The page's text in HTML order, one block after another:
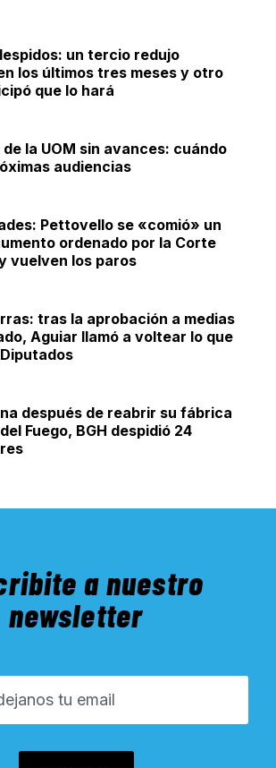
un tercio redujo
los últimos tres meses y otro
que lo hará
la UOM sin avances: cuándo
audiencias
Pettovello se «comió» un
ordenado por la Corte
vuelven los paros
tras la aprobación a medias
Aguiar llamó a voltear lo que
después de reabrir su fábrica
Fuego, BGH despidió 24
a nuestro
newsletter